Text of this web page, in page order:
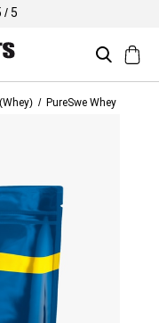
/ 5
PureSwe Whey